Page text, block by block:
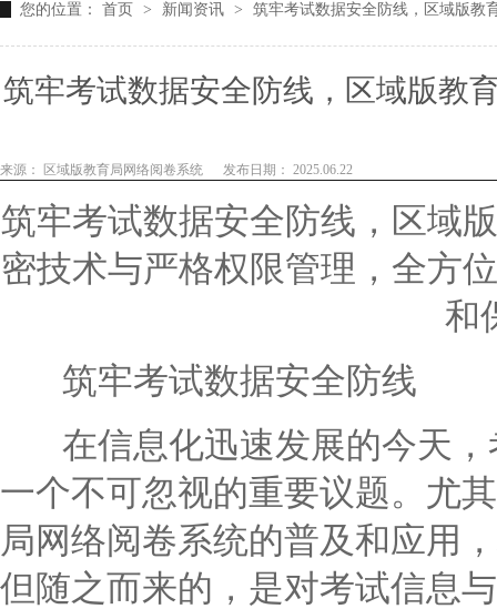
您的位置： 首页 > 新闻资讯 > 筑牢考试数据安全防线，区域版教
筑牢考试数据安全防线，区域版教
来源： 区域版教育局网络阅卷系统 发布日期： 2025.06.22
筑牢考试数据安全防线，区域
密技术与严格权限管理，全方
和
筑牢考试数据安全防线
在信息化迅速发展的今天，
一个不可忽视的重要议题。尤
局网络阅卷系统的普及和应用
但随之而来的，是对考试信息